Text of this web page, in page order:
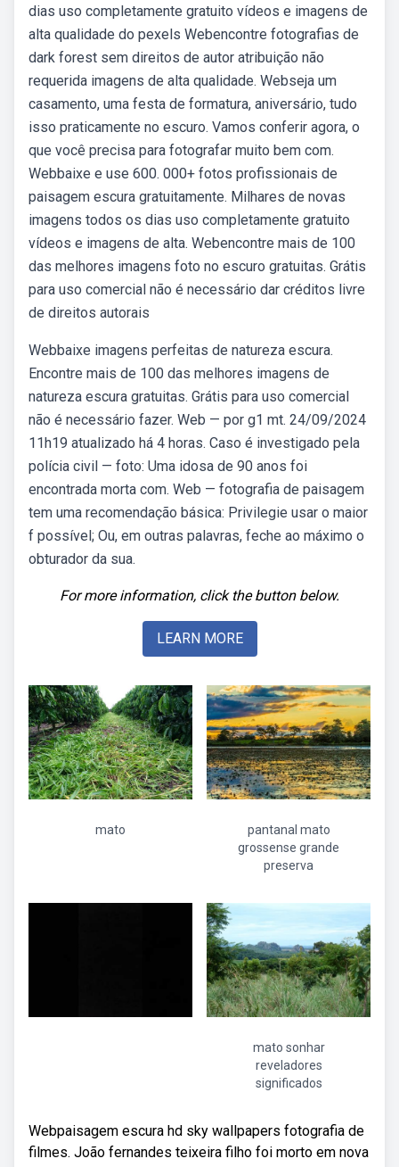
dias uso completamente gratuito vídeos e imagens de
alta qualidade do pexels Webencontre fotografias de
dark forest sem direitos de autor atribuição não
requerida imagens de alta qualidade. Webseja um
casamento, uma festa de formatura, aniversário, tudo
isso praticamente no escuro. Vamos conferir agora, o
que você precisa para fotografar muito bem com.
Webbaixe e use 600. 000+ fotos profissionais de
paisagem escura gratuitamente. Milhares de novas
imagens todos os dias uso completamente gratuito
vídeos e imagens de alta. Webencontre mais de 100
das melhores imagens foto no escuro gratuitas. Grátis
para uso comercial não é necessário dar créditos livre
de direitos autorais
Webbaixe imagens perfeitas de natureza escura.
Encontre mais de 100 das melhores imagens de
natureza escura gratuitas. Grátis para uso comercial
não é necessário fazer. Web — por g1 mt. 24/09/2024
11h19 atualizado há 4 horas. Caso é investigado pela
polícia civil — foto: Uma idosa de 90 anos foi
encontrada morta com. Web — fotografia de paisagem
tem uma recomendação básica: Privilegie usar o maior
f possível; Ou, em outras palavras, feche ao máximo o
obturador da sua.
For more information, click the button below.
LEARN MORE
mato
pantanal mato
grossense grande
preserva
mato sonhar
reveladores
significados
Webpaisagem escura hd sky wallpapers fotografia de
filmes. João fernandes teixeira filho foi morto em nova